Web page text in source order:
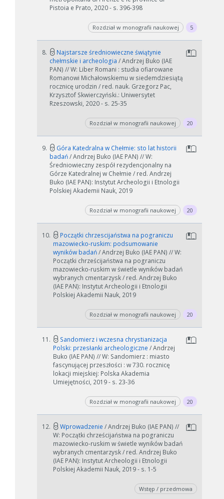
Pistoia e Prato, 2020 - s. 396-398
Rozdział w monografii naukowej 5
8.
Najstarsze średniowieczne świątynie
chełmskie i archeologia / Andrzej Buko (IAE
PAN) // W: Liber Romani : studia ofiarowane
Romanowi Michałowskiemu w siedemdziesiątą
rocznicę urodzin / red. nauk. Grzegorz Pac,
Krzysztof Skwierczyński.: Uniwersytet
Rzeszowski, 2020 - s. 25-35
Rozdział w monografii naukowej 20
9.
Góra Katedralna w Chełmie: sto lat historii
badań/ Andrzej Buko (IAE PAN) // W:
Średniowieczny zespół rezydencjonalny na
Górze Katedralnej w Chełmie / red. Andrzej
Buko (IAE PAN): Instytut Archeologii i Etnologii
Polskiej Akademii Nauk, 2019
Rozdział w monografii naukowej 20
10.
Początki chrzescijaństwa na pograniczu
mazowiecko-ruskim: podsumowanie
wyników badań/ Andrzej Buko (IAE PAN) // W:
Początki chrześcijaństwa na pograniczu
mazowiecko-ruskim w świetle wyników badań
wybranych cmentarzysk / red. Andrzej Buko
(IAE PAN): Instytut Archeologii i Etnologii
Polskiej Akademii Nauk, 2019
Rozdział w monografii naukowej 20
11.
Sandomierz i wczesna chrystianizacja
Polski: przesłanki archeologiczne / Andrzej
Buko (IAE PAN) // W: Sandomierz : miasto
fascynującej przeszłości : w 730. rocznicę
lokacji miejskiej: Polska Akademia
Umiejętności, 2019 - s. 23-36
Rozdział w monografii naukowej 20
12. Wprowadzenie / Andrzej Buko (IAE PAN) //
W: Początki chrześcijaństwa na pograniczu
mazowiecko-ruskim w świetle wyników badań
wybranych cmentarzysk / red. Andrzej Buko
(IAE PAN): Instytut Archeologii i Etnologii
Polskiej Akademii Nauk, 2019 - s. 1-5
Wstęp / przedmowa